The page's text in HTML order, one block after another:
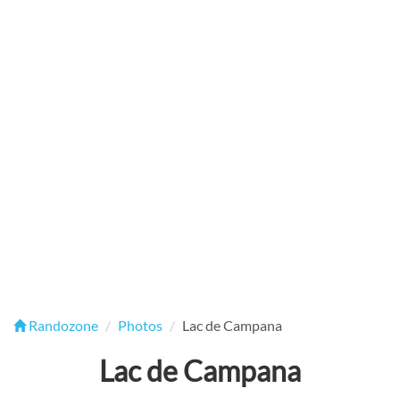
Randozone Photos Lac de Campana
Lac de Campana